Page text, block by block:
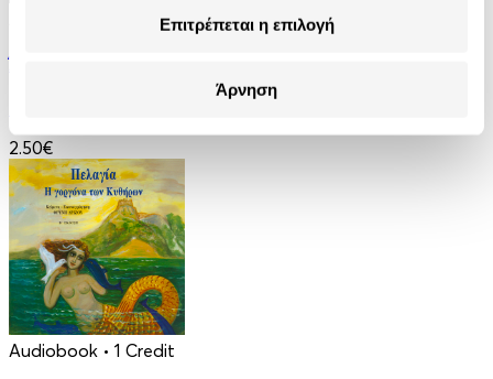
Επιτρέπεται η επιλογή
Άρνηση
• 1 Credit
2.50€
Audiobook • 1 Credit